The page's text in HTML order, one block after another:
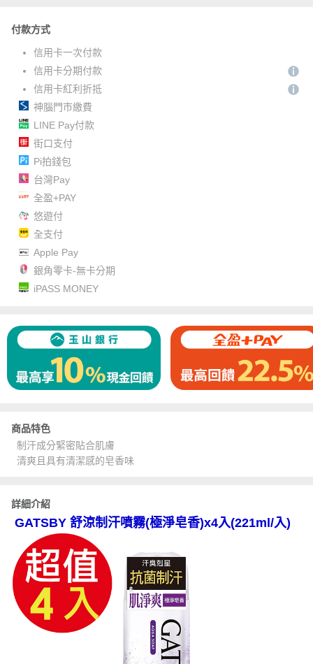
付款方式
信用卡一次付款
信用卡分期付款
信用卡紅利折抵
神腦門市繳費
LINE Pay付款
街口支付
Pi拍錢包
台灣Pay
全盈+PAY
悠遊付
全支付
Apple Pay
銀角零卡-無卡分期
iPASS MONEY
商品特色
制汗成分緊密貼合肌膚
清爽且具有清潔感的皂香味
詳細介紹
GATSBY 舒涼制汗噴霧(極淨皂香)x4入(221ml/入)